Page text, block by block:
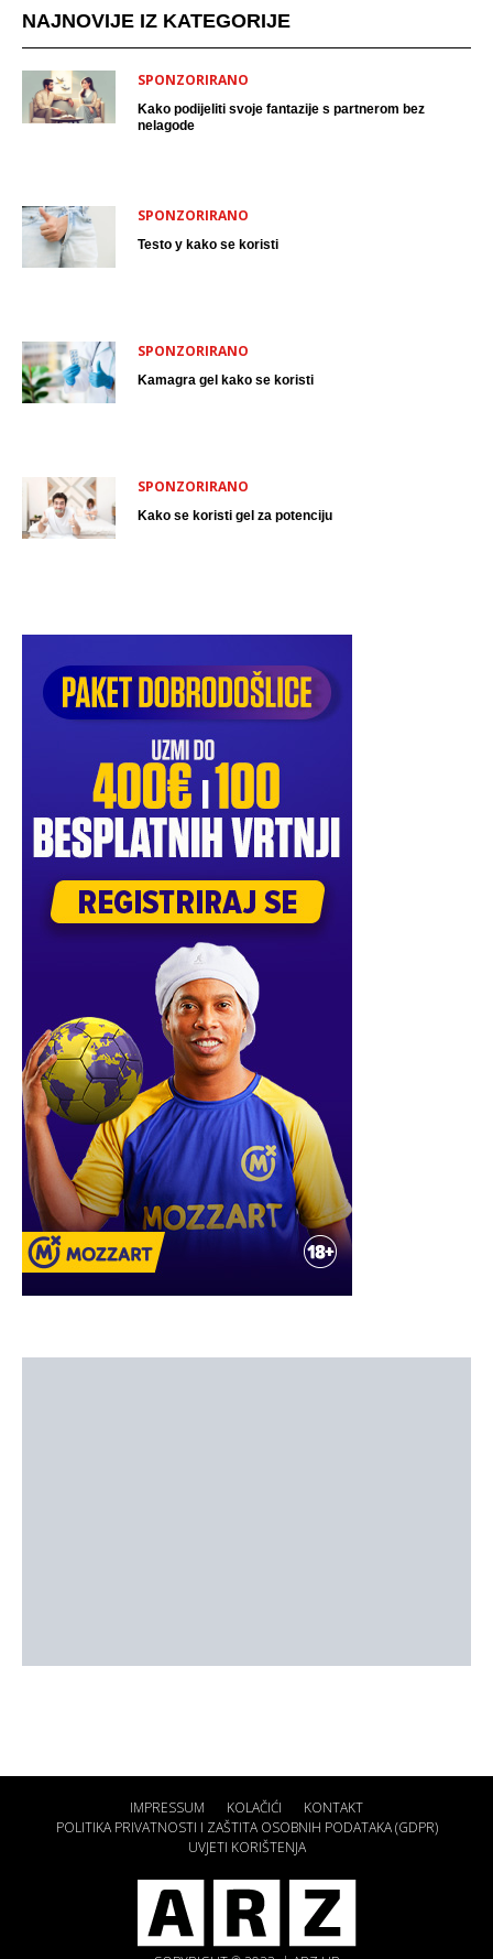
NAJNOVIJE IZ KATEGORIJE
SPONZORIRANO
Kako podijeliti svoje fantazije s partnerom bez
nelagode
SPONZORIRANO
Testo y kako se koristi
SPONZORIRANO
Kamagra gel kako se koristi
SPONZORIRANO
Kako se koristi gel za potenciju
IMPRESSUM KOLAČIĆI
KONTAKT
POLITIKA PRIVATNOSTI I ZAŠTITA OSOBNIH PODATAKA (GDPR)
UVJETI KORIŠTENJA